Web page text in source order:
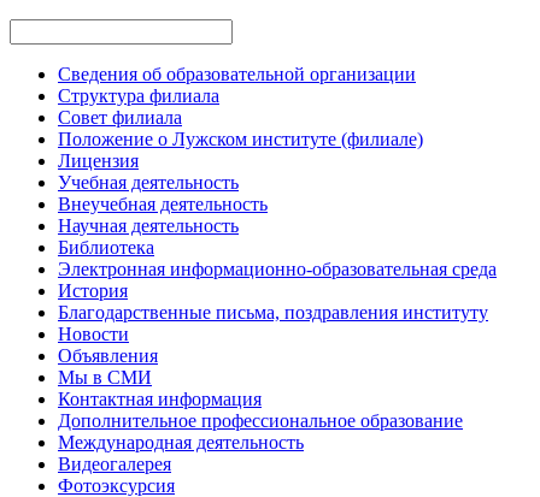
Сведения об образовательной организации
Структура филиала
Совет филиала
Положение о Лужском институте (филиале)
Лицензия
Учебная деятельность
Внеучебная деятельность
Научная деятельность
Библиотека
Электронная информационно-образовательная среда
История
Благодарственные письма, поздравления институту
Новости
Объявления
Мы в СМИ
Контактная информация
Дополнительное профессиональное образование
Международная деятельность
Видеогалерея
Фотоэксурсия